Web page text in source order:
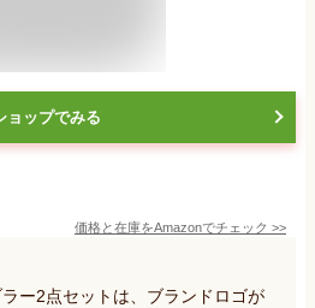
ョップでみる
価格と在庫をAmazonでチェック >>
ー2点セットは、ブランドロゴが